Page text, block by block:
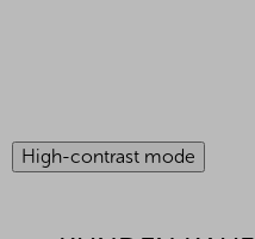
High-contrast mode